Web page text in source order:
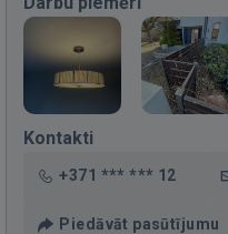
Kontakti
+371 *** *** 12
Piedāvāt pasūtījumu